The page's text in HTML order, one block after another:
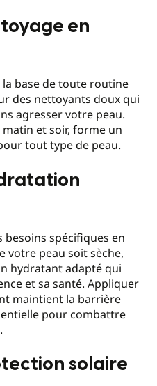
en
base de toute routine
des nettoyants doux qui
agresser votre peau.
et soir, forme un
tout type de peau.
besoins spécifiques en
votre peau soit sèche,
hydratant adapté qui
et sa santé. Appliquer
maintient la barrière
pour combattre
solaire